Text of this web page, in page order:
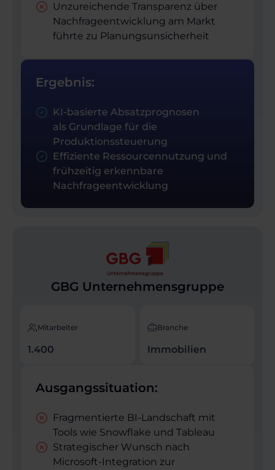
Unzureichende Transparenz über
Nachfrageentwicklung am Markt
führte zu Planungs­unsicherheit
Ergebnis:
KI-basierte Absatzprognosen
als Grundlage für die
Produktionssteuerung
Effiziente Ressourcennutzung und
frühzeitig erkennbare
Nachfrageentwicklung
GBG Unternehmensgruppe
Mitarbeiter
1.400
Branche
Immobilien
Ausgangssituation:
Fragmentierte BI-Landschaft mit
Tools wie Snowflake und Tableau
Strategischer Wunsch nach
Microsoft-Integration zur